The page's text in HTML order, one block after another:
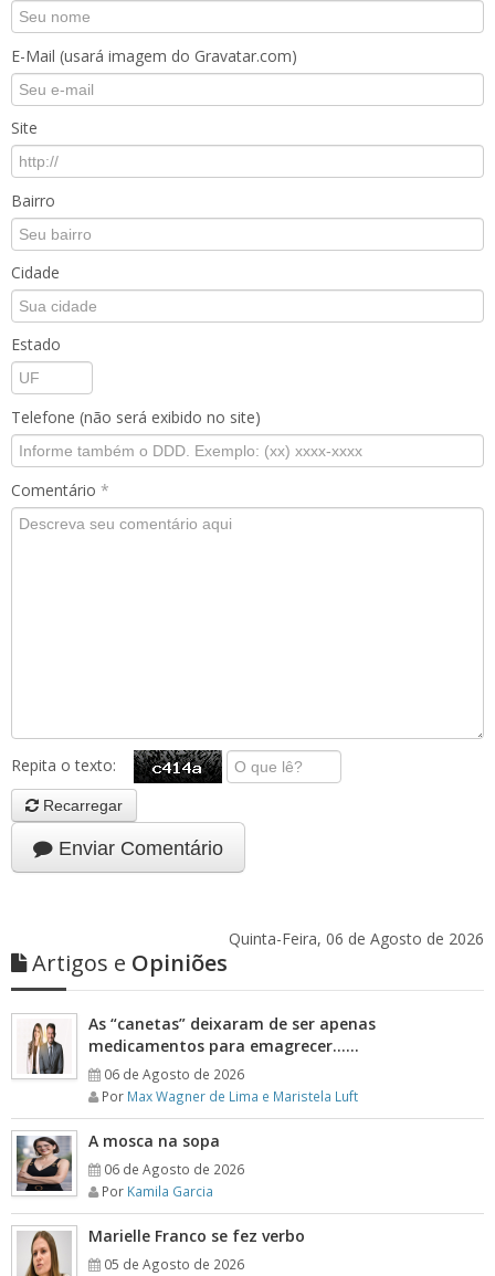
E-Mail (usará imagem do Gravatar.com)
Site
Bairro
Cidade
Estado
Telefone (não será exibido no site)
Comentário *
Repita o texto:
Recarregar
Enviar Comentário
Quinta-Feira, 06 de Agosto de 2026
Artigos e Opiniões
As “canetas” deixaram de ser apenas
medicamentos para emagrecer……
06 de Agosto de 2026
Por Max Wagner de Lima e Maristela Luft
A mosca na sopa
06 de Agosto de 2026
Por Kamila Garcia
Marielle Franco se fez verbo
05 de Agosto de 2026